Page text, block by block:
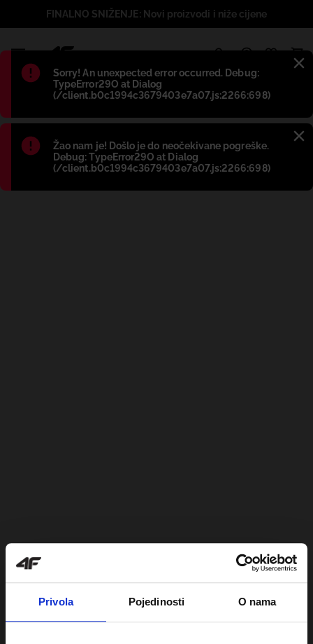
Privola Pojedinosti O nama
Błąd:
Sorry! An unexpected error occurred. Debug:
TypeError29O at Dialog
(/client.b0c1994c3679403e7a07.js:2266:698)
Błąd:
Žao nam je! Došlo je do neočekivane pogreške.
Debug: TypeError29O at Dialog
(/client.b0c1994c3679403e7a07.js:2266:698)
FINALNO SNIŽENJE: Novi proizvodi i niže cijene